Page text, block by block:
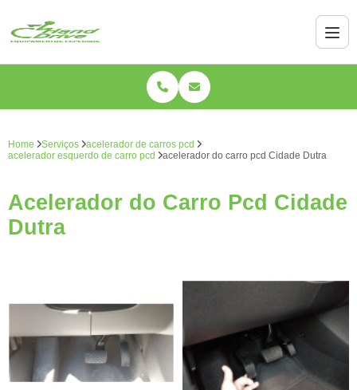
Home Serviços
acelerador de carros pcd
acelerador esquerdo de carro pcd
acelerador do carro pcd Cidade Dutra
Acelerador do Carro Pcd Cidade
Dutra